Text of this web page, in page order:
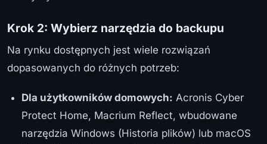
Krok 2: Wybierz narzędzia do backupu
Na rynku dostępnych jest wiele rozwiązań
dopasowanych do różnych potrzeb:
Dla użytkowników domowych: Acronis Cyber
Protect Home, Macrium Reflect, wbudowane
narzędzia Windows (Historia plików) lub macOS